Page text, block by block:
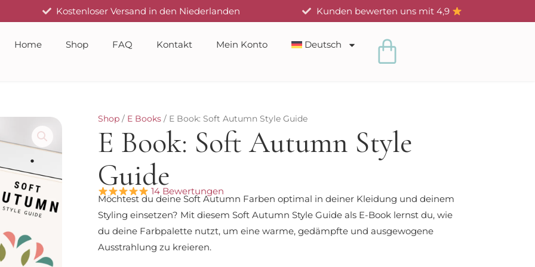
Kostenloser Versand in den Niederlanden Kunden bewerten uns mit 4,9
Home Shop FAQ Kontakt Mein Konto Deutsch Warenkorb
Shop / E Books / E Book: Soft Autumn Style Guide
E Book: Soft Autumn Style
Guide14 Bewertungen
Möchtest du deine Soft Autumn Farben optimal in deiner Kleidung und deinem
Styling einsetzen? Mit diesem Soft Autumn Style Guide als E-Book lernst du, wie
du deine Farbpalette nutzt, um eine warme, gedämpfte und ausgewogene
Ausstrahlung zu kreieren.